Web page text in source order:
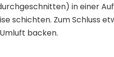
in einer
schichten. Zum Schluss
backen.